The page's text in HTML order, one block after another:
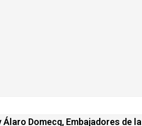
Domecq, Embajadores de la